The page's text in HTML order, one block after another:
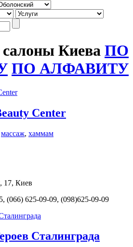
Киева ПО
ПО АЛФАВИТУ
Center
массаж, хаммам
17, Киев
(066) 625-09-09, (098)625-09-09
Сталинграда